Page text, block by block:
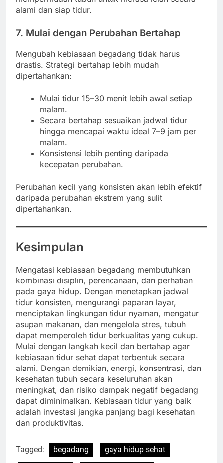
alami dan siap tidur.
7. Mulai dengan Perubahan Bertahap
Mengubah kebiasaan begadang tidak harus
drastis. Strategi bertahap lebih mudah
dipertahankan:
Mulai tidur 15–30 menit lebih awal setiap
malam.
Secara bertahap sesuaikan jadwal tidur
hingga mencapai waktu ideal 7–9 jam per
malam.
Konsistensi lebih penting daripada
kecepatan perubahan.
Perubahan kecil yang konsisten akan lebih efektif
daripada perubahan ekstrem yang sulit
dipertahankan.
Kesimpulan
Mengatasi kebiasaan begadang membutuhkan
kombinasi disiplin, perencanaan, dan perhatian
pada gaya hidup. Dengan menetapkan jadwal
tidur konsisten, mengurangi paparan layar,
menciptakan lingkungan tidur nyaman, mengatur
asupan makanan, dan mengelola stres, tubuh
dapat memperoleh tidur berkualitas yang cukup.
Mulai dengan langkah kecil dan bertahap agar
kebiasaan tidur sehat dapat terbentuk secara
alami. Dengan demikian, energi, konsentrasi, dan
kesehatan tubuh secara keseluruhan akan
meningkat, dan risiko dampak negatif begadang
dapat diminimalkan. Kebiasaan tidur yang baik
adalah investasi jangka panjang bagi kesehatan
dan produktivitas.
Tagged: begadang
gaya hidup sehat